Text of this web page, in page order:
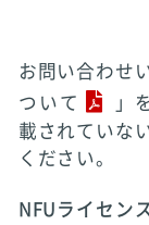
お問い合わせ
ついて
」
載されていな
ください。
NFUライセン